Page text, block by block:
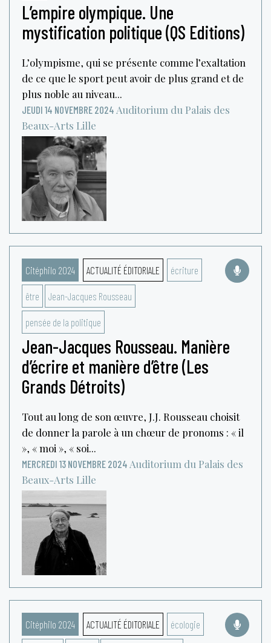
L’empire olympique. Une
mystification politique (QS Editions)
L’olympisme, qui se présente comme l’exaltation
de ce que le sport peut avoir de plus grand et de
plus noble au niveau...
JEUDI 14 NOVEMBRE 2024 Auditorium du Palais des
Beaux-Arts Lille
Citéphilo 2024 ACTUALITÉ ÉDITORIALE écriture
être Jean-Jacques Rousseau
pensée de la politique
Jean-Jacques Rousseau. Manière
d’écrire et manière d’être (Les
Grands Détroits)
Tout au long de son œuvre, J.J. Rousseau choisit
de donner la parole à un chœur de pronoms : « il
», « moi », « soi...
MERCREDI 13 NOVEMBRE 2024 Auditorium du Palais des
Beaux-Arts Lille
Citéphilo 2024 ACTUALITÉ ÉDITORIALE écologie